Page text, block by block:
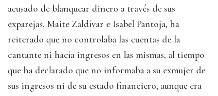
acusado de blanquear dinero a través de sus
exparejas, Maite Zaldívar e Isabel Pantoja, ha
reiterado que no controlaba las cuentas de la
cantante ni hacía ingresos en las mismas, al tiempo
que ha declarado que no informaba a su exmujer de
sus ingresos ni de su estado financiero, aunque era